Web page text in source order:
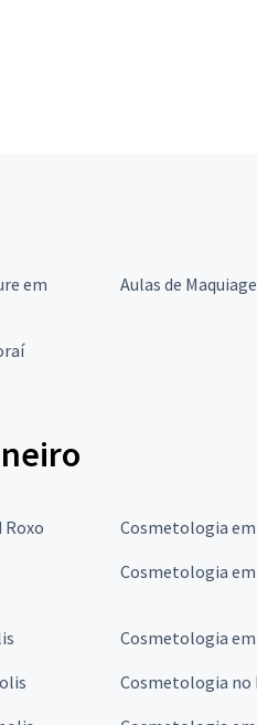
em
Aulas de
Cosmetologia em
Cosmetologia em
Cosmetologia
Cosmetologia no